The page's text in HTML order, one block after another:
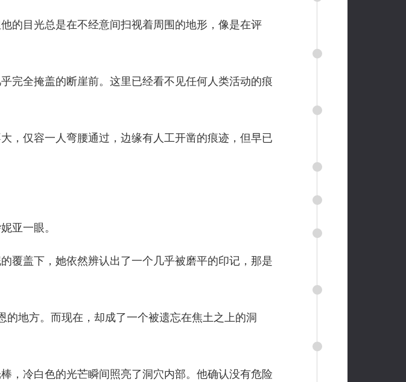
目光总是在不经意间扫视着周围的地形，像是在评
全掩盖的断崖前。这里已经看不见任何人类活动的痕
仅容一人弯腰通过，边缘有人工开凿的痕迹，但早已
亚一眼。
盖下，她依然辨认出了一个几乎被磨平的印记，那是
地方。而现在，却成了一个被遗忘在焦土之上的洞
冷白色的光芒瞬间照亮了洞穴内部。他确认没有危险